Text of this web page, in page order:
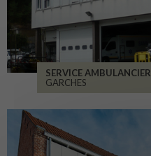
SERVICE AMBULANCIER
GARCHES